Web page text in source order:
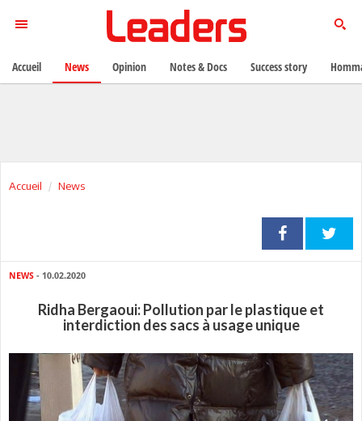
Accueil News
NEWS - 10.02.2020
Ridha Bergaoui: Pollution par le plastique et
interdiction des sacs à usage unique
Accueil News Opinion Notes & Docs Success story